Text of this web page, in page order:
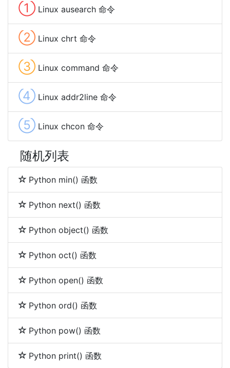
① Linux ausearch 命令
② Linux chrt 命令
③ Linux command 命令
④ Linux addr2line 命令
⑤ Linux chcon 命令
随机列表
Python min() 函数
Python next() 函数
Python object() 函数
Python oct() 函数
Python open() 函数
Python ord() 函数
Python pow() 函数
Python print() 函数